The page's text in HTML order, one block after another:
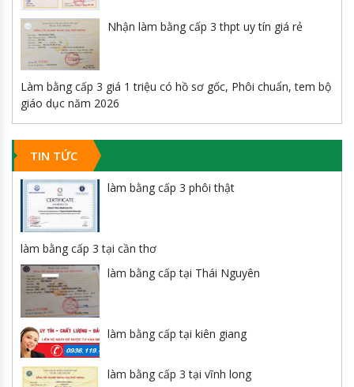
Nhận làm bằng cấp 3 thpt uy tín giá rẻ
Làm bằng cấp 3 giá 1 triệu có hồ sơ gốc, Phôi chuẩn, tem bộ
giáo dục năm 2026
TIN TỨC
làm bằng cấp 3 phôi thật
làm bằng cấp 3 tại cần thơ
làm bằng cấp tại Thái Nguyên
làm bằng cấp tại kiên giang
làm bằng cấp 3 tại vĩnh long